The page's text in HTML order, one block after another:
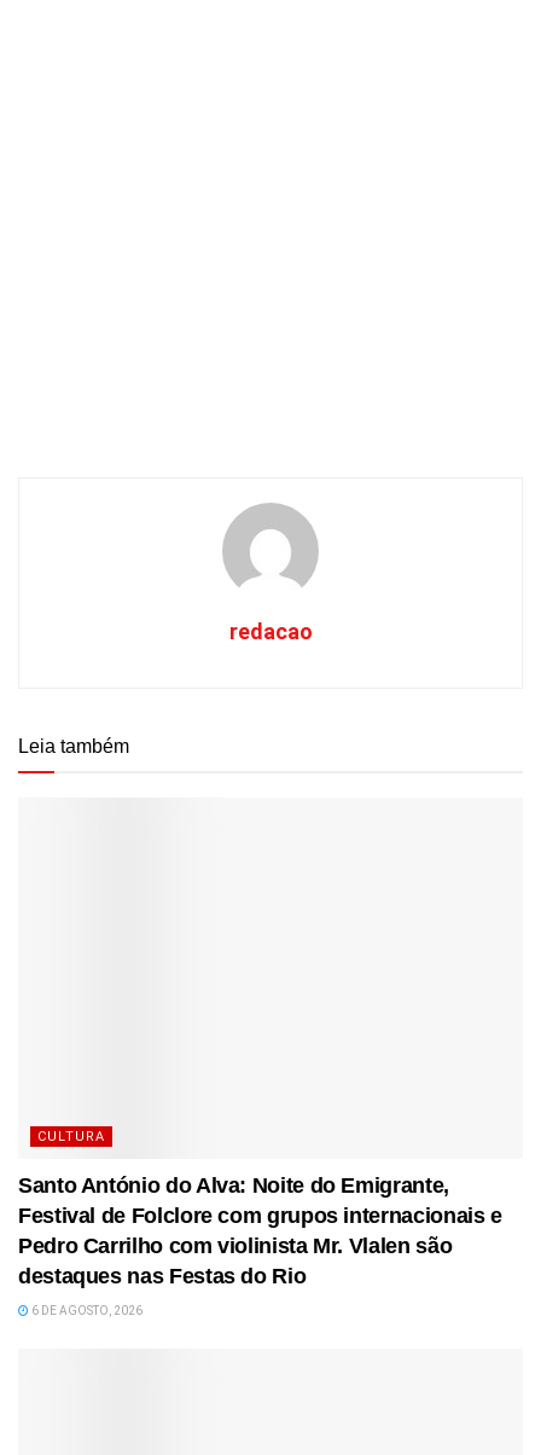
redacao
Leia também
CULTURA
Santo António do Alva: Noite do Emigrante,
Festival de Folclore com grupos internacionais e
Pedro Carrilho com violinista Mr. Vlalen são
destaques nas Festas do Rio
6 DE AGOSTO, 2026